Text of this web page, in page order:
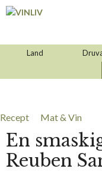
Hoppa
Land
Recept Mat & Vin
En
Reuben